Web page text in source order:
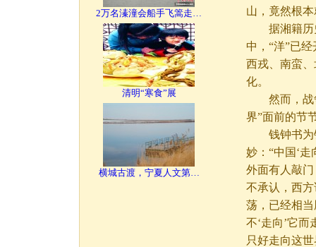
2万名溱潼会船手飞篙走…
清明“寒食”展
横城古渡，宁夏人文第…
山，竟然根
据湘籍历史
中，“洋”已
西戎、南蛮
化。
然而，战争
界”面前的节
钱钟书为钟
妙：“中国‘
外面有人敲
不承认，西方
荡，已经相当
不‘走向’它
只好走向这